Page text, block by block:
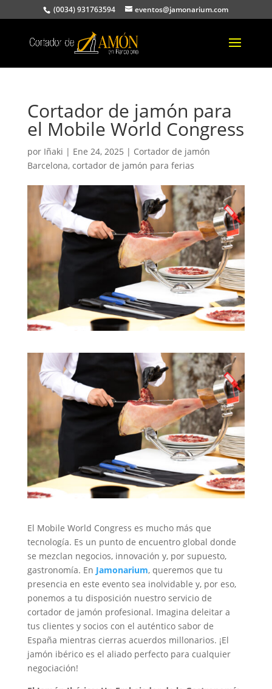
(0034) 931763594 eventos@jamonarium.com
Cortador de jamón para
el Mobile World Congress
por Iñaki | Ene 24, 2025 | Cortador de jamón
Barcelona, cortador de jamón para ferias
El Mobile World Congress es mucho más que
tecnología. Es un punto de encuentro global donde
se mezclan negocios, innovación y, por supuesto,
gastronomía. En Jamonarium, queremos que tu
presencia en este evento sea inolvidable y, por eso,
ponemos a tu disposición nuestro servicio de
cortador de jamón profesional. Imagina deleitar a
tus clientes y socios con el auténtico sabor de
España mientras cierras acuerdos millonarios. ¡El
jamón ibérico es el aliado perfecto para cualquier
negociación!